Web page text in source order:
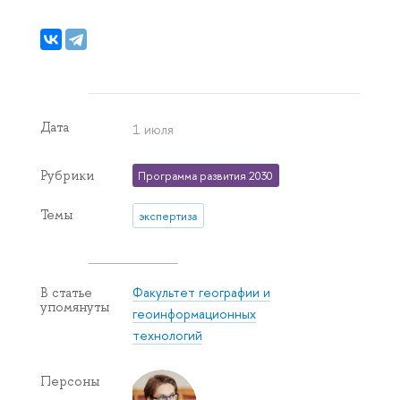
Дата 1 июля
Рубрики Программа развития 2030
Темы экспертиза
В статье
упомянуты
Факультет географии и
геоинформационных
технологий
Персоны